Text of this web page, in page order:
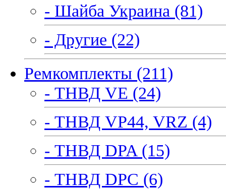
- Шайба Украина (81)
- Другие (22)
Ремкомплекты (211)
- ТНВД VE (24)
- ТНВД VP44, VRZ (4)
- ТНВД DPA (15)
- ТНВД DPC (6)